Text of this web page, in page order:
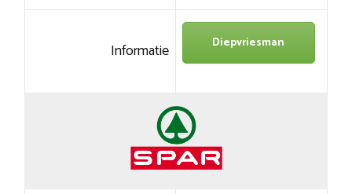
Informatie Diepvriesman